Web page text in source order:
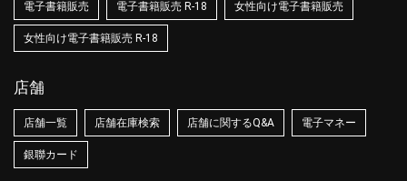
電子書籍販売 電子書籍販売 R-18 女性向け電子書籍販売
女性向け電子書籍販売 R-18
店舗
店舗一覧 店舗在庫検索 店舗に関するQ&A 電子マネー
銀聯カード